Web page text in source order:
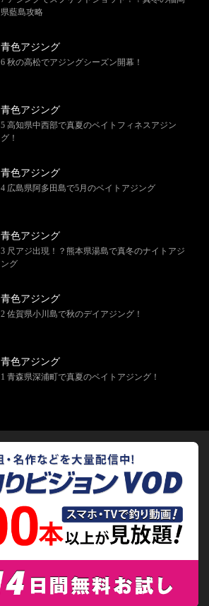
県藍島攻略
青色アジング
6 秋の高松でアジングシーズン開幕！
青色アジング
5 高知県中西部で真夏のベイトフィネスアジン
グ！
青色アジング
4 広島県阿多田島で5月のベイトアジング
青色アジング
3 尺アジ出現！？熊本県湯島で真冬のナイトアジ
ング
青色アジング
2 佐賀県小川島で秋のデイアジング！
青色アジング
1 青森県深浦町で真夏のベイトアジング！